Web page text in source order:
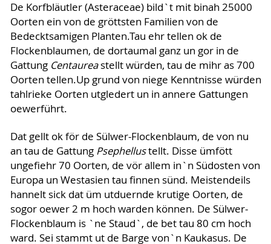
De Korfbläutler (Asteraceae) bild`t mit binah 25000
Oorten ein von de gröttsten Familien von de
Bedecktsamigen Planten.Tau ehr tellen ok de
Flockenblaumen, de dortaumal ganz un gor in de
Gattung Centaureastellt würden, tau de mihr as 700
Oorten tellen.Up grund von niege Kenntnisse würden
tahlrieke Oorten utgledert un in annere Gattungen
oewerführt.
Dat gellt ok för de Sülwer-Flockenblaum, de von nu
an tau de Gattung Psephellustellt. Disse ümfött
ungefiehr 70 Oorten, de vör allem in`n Südosten von
Europa un Westasien tau finnen sünd. Meistendeils
hannelt sick dat üm utduernde krutige Oorten, de
sogor oewer 2 m hoch warden können. De Sülwer-
Flockenblaum is `ne Staud`, de bet tau 80 cm hoch
ward. Sei stammt ut de Barge von`n Kaukasus. De